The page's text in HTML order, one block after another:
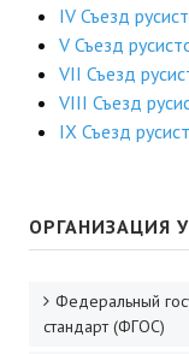
ИНСТИТУТ
В ПОМОЩЬ
ГИА
Советуем прочитать
IV Съезд
V Съезд
VII Съезд
VIII Съезд
IX Съезд
ОРГАНИЗАЦИЯ
Федеральный
стандарт (ФГОС)